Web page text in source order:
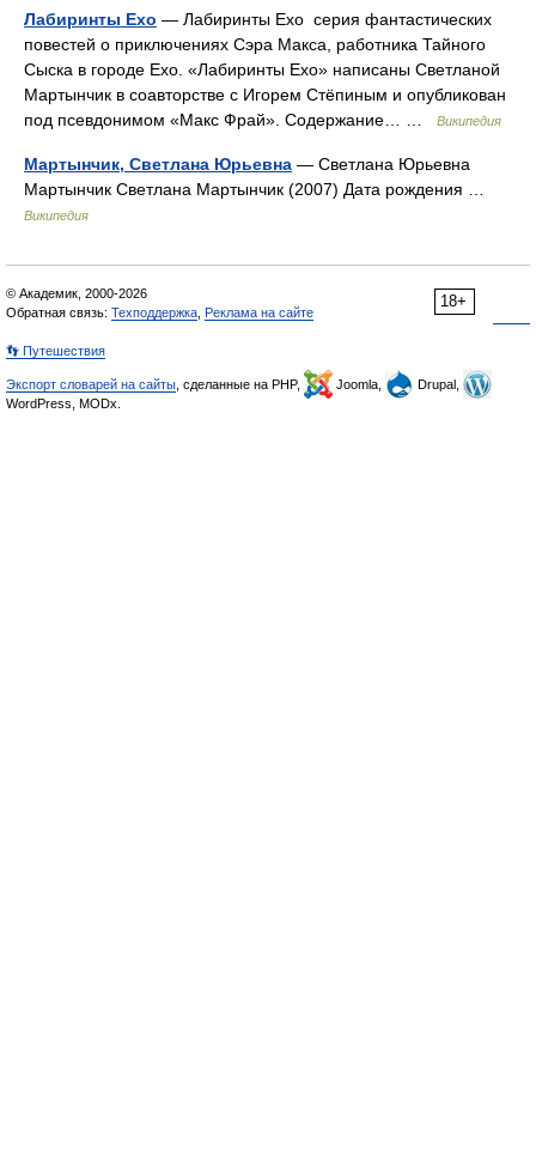
Лабиринты Ехо — Лабиринты Ехо серия фантастических
повестей о приключениях Сэра Макса, работника Тайного
Сыска в городе Ехо. «Лабиринты Ехо» написаны Светланой
Мартынчик в соавторстве с Игорем Стёпиным и опубликован
под псевдонимом «Макс Фрай». Содержание… …
Википедия
Мартынчик, Светлана Юрьевна — Светлана Юрьевна
Мартынчик Светлана Мартынчик (2007) Дата рождения …
Википедия
18+
© Академик, 2000-2026
Обратная связь: Техподдержка Реклама на сайте
👣 Путешествия
Экспорт словарей на сайты , сделанные на PHP, Joomla,
Drupal,
WordPress, MODx.